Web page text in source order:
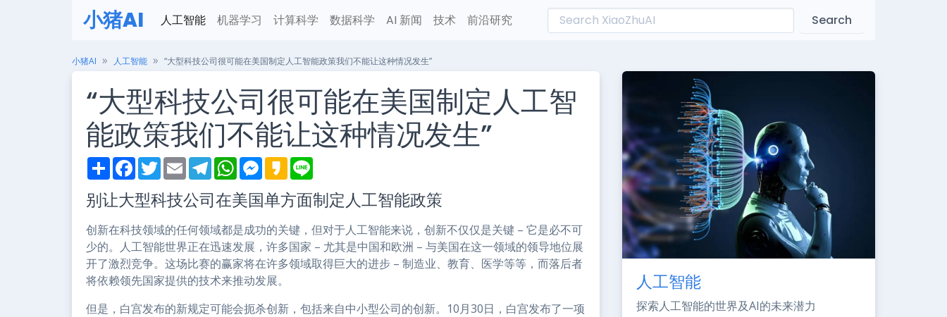
小猪AI 人工智能 机器学习 计算科学 数据科学 AI 新闻 技术 前沿研究 Search
小猪AI 人工智能 “大型科技公司很可能在美国制定人工智能政策我们不能让这种情况发生”
“大型科技公司很可能在美国制定人工智
能政策我们不能让这种情况发生”
S
h
r
e
F
a
e
b
o
k
T
w
t
t
r
E
m
i
l
T
e
e
g
a
m
W
h
t
s
p
p
M
e
s
e
g
e
K
a
a
o
e
别让大型科技公司在美国单方面制定人工智能政策
创新在科技领域的任何领域都是成功的关键，但对于人工智能来说，创新不仅仅是关键 – 它是必不可
少的。人工智能世界正在迅速发展，许多国家 – 尤其是中国和欧洲 – 与美国在这一领域的领导地位展
开了激烈竞争。这场比赛的赢家将在许多领域取得巨大的进步 – 制造业、教育、医学等等，而落后者
将依赖领先国家提供的技术来推动发展。
但是，白宫发布的新规定可能会扼杀创新，包括来自中小型公司的创新。10月30日，白宫发布了一项
人工智能
探索人工智能的世界及AI的未来潜力